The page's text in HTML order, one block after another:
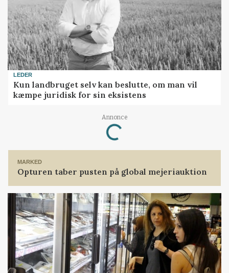
LEDER
Kun landbruget selv kan beslutte, om man vil
kæmpe juridisk for sin eksistens
Annonce
Loading...
MARKED
Opturen taber pusten på global mejeriauktion